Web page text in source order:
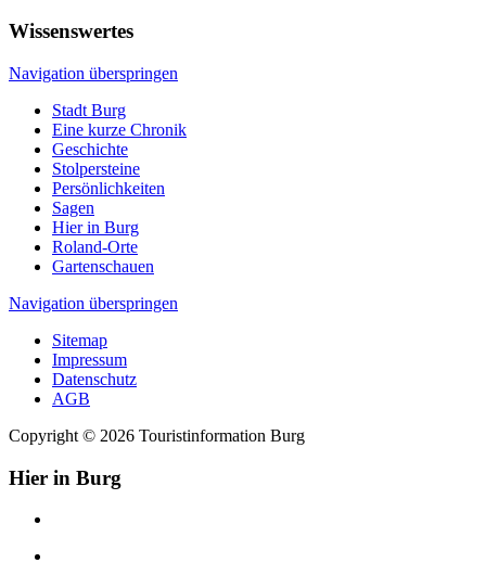
Wissenswertes
Navigation überspringen
Stadt Burg
Eine kurze Chronik
Geschichte
Stolpersteine
Persönlichkeiten
Sagen
Hier in Burg
Roland-Orte
Gartenschauen
Navigation überspringen
Sitemap
Impressum
Datenschutz
AGB
Copyright © 2026 Touristinformation Burg
Hier in Burg